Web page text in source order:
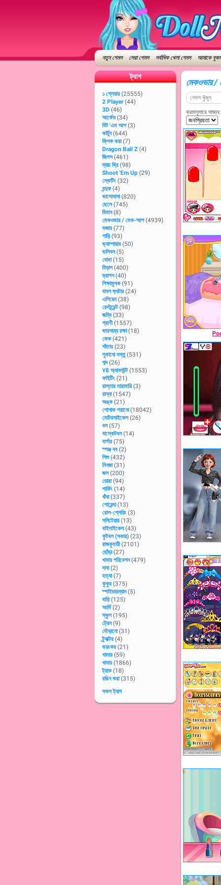
নতুন গেমস সেরা গেমস সর্বাধিক খেলা গেমস আমাকে
ট্যাগ
১ প্লেয়ার (25555)
2 Player (44)
3D (46)
আর্কেড (34)
বিট 'এম আপ (3)
কার্টুন (644)
ক্লিক করা (7)
Dragon Ball Z (4)
জিগস (461)
ম্যাচ থ্রি (98)
Shoot 'Em Up (29)
স্কেটিং (32)
বন্দুক (4)
ভালোবাসা (820)
ছেলে (745)
বিমান (8)
মেকওভার / মেক-আপ (4939)
মজার (77)
গাড়ি (93)
ভ্যাম্পায়ার (50)
ভলিবল (5)
বোমা (15)
বিড়াল (400)
ড্রাগন (40)
শিক্ষামূলক (91)
বাবল শ্যুটার (24)
এলিয়েন (38)
রেস্টুরেন্ট (98)
জম্বি (33)
প্রাণী (1557)
ভারসাম্য রক্ষা (18)
কেক (421)
সাঁতার (23)
লুকানো বস্তু (531)
শব্দ (26)
Y8 অ্যাকাউন্ট (1553)
ফাইটিং (21)
রাস্তার মারামারি (3)
রান্না (1547)
অঙ্ক (21)
পোশাক পরানো (18042)
মোটরসাইকেল (26)
বল (57)
বাস্কেটবল (14)
বার্গার (75)
স্পঞ্জ বব (2)
শিশু (432)
নিনজা (31)
জল (200)
ডোরা (94)
পার্কিং (14)
ধাঁধা (337)
গোয়েন্দা (13)
রোল-প্লেয়িং (3)
সলিটেয়ার (13)
বাইসাইকেল (43)
ফুটবল (সকার) (23)
রাজকুমারী (2101)
ছোঁড়া (27)
খাবার পরিবেশন (479)
দাবা (2)
হত্যা (7)
কুকুর (375)
স্পাইডারম্যান (5)
বাড়ি (125)
আর্মি (2)
স্কুল (195)
ট্রেন (9)
দৌড়ানো (31)
ট্র্যাক্টর (4)
ভয়ংকর (21)
খামার (59)
খাবার (1866)
ট্রাক (18)
রঙিন করা (315)
সকল ট্যাগ
মেকওভার /
ক্রমানুসারে সাজান: